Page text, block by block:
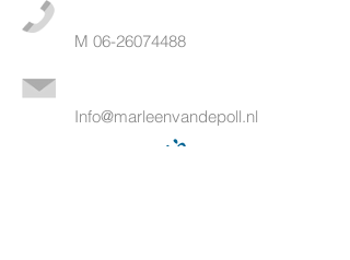
M 06-26074488
Info@marleenvandepoll.nl